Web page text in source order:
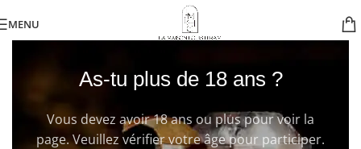
As-tu plus de 18 ans ?
Vous devez avoir 18 ans ou plus pour voir la
page. Veuillez vérifier votre âge pour participer.
MENU